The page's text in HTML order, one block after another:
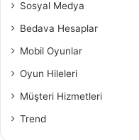
Sosyal Medya
Bedava Hesaplar
Mobil Oyunlar
Oyun Hileleri
Müşteri Hizmetleri
Trend